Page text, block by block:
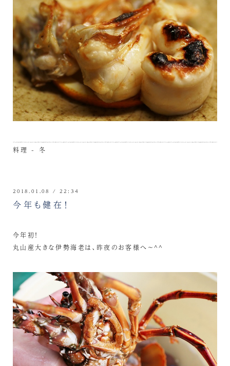
料理 - 冬
2018.01.08 / 22:34
今年も健在！
今年初！
丸山産大きな伊勢海老は、昨夜のお客様へ～^^